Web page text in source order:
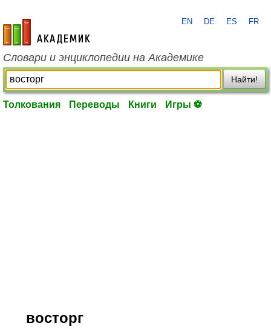
academic.ru
EN DE ES FR
Словари и энциклопедии на Академике
Найти!
Толкования Переводы Книги Игры ⚽
восторг